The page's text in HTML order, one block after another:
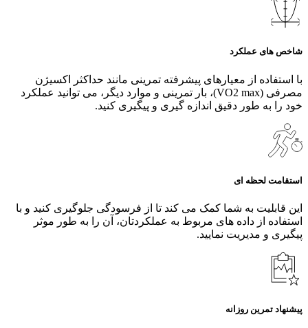
شاخص های عملکرد
با استفاده از معیارهای پیشرفته تمرینی مانند حداکثر اکسیژن
مصرفی (VO2 max)، بار تمرینی و موارد دیگر، می‌ توانید عملکرد
خود را به طور دقیق اندازه‌ گیری و پیگیری کنید.
استقامت لحظه ای
این قابلیت به شما کمک می کند تا از فرسودگی جلوگیری کنید و با
استفاده از داده های مربوط به عملکردتان، آن را به طور موثر
پیگیری و مدیریت نمایید.
پیشنهاد تمرین روزانه